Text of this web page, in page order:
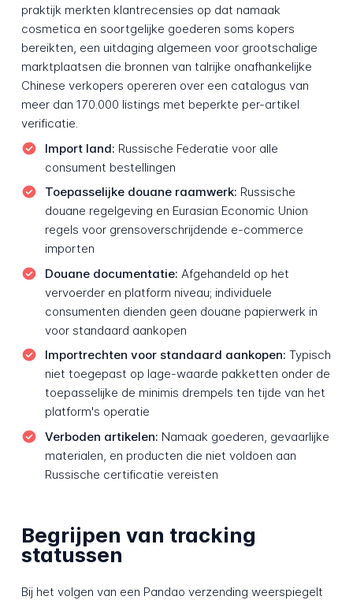
praktijk merkten klantrecensies op dat namaak
cosmetica en soortgelijke goederen soms kopers
bereikten, een uitdaging algemeen voor grootschalige
marktplaatsen die bronnen van talrijke onafhankelijke
Chinese verkopers opereren over een catalogus van
meer dan 170.000 listings met beperkte per-artikel
verificatie.
Import land: Russische Federatie voor alle
consument bestellingen
Toepasselijke douane raamwerk: Russische
douane regelgeving en Eurasian Economic Union
regels voor grensoverschrijdende e-commerce
importen
Douane documentatie: Afgehandeld op het
vervoerder en platform niveau; individuele
consumenten dienden geen douane papierwerk in
voor standaard aankopen
Importrechten voor standaard aankopen: Typisch
niet toegepast op lage-waarde pakketten onder de
toepasselijke de minimis drempels ten tijde van het
platform's operatie
Verboden artikelen: Namaak goederen, gevaarlijke
materialen, en producten die niet voldoen aan
Russische certificatie vereisten
Begrijpen van tracking
statussen
Bij het volgen van een Pandao verzending weerspiegelt